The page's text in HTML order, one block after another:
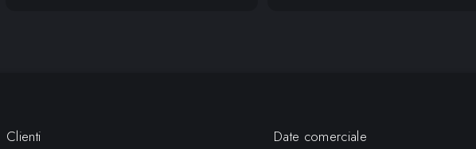
Clienti Date comerciale